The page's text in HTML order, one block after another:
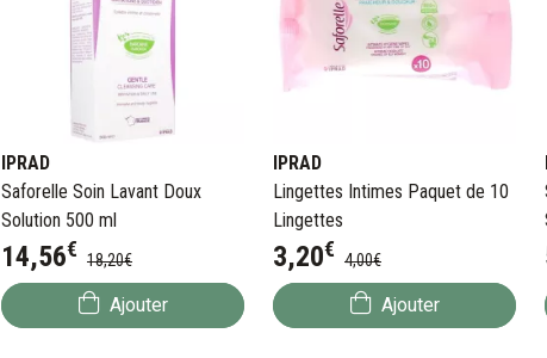
IPRAD
Saforelle Soin Lavant Doux
Solution 500 ml
14,56€ 18,20€
Ajouter
IPRAD
Lingettes Intimes Paquet de 10
Lingettes
3,20€ 4,00€
Ajouter